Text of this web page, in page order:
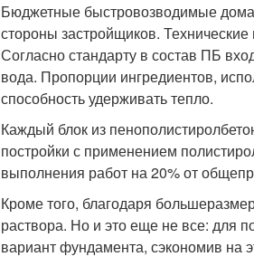
Бюджетные быстровозводимые дома
стороны застройщиков.
Согласно стандарту в состав ПБ
вода. Пропорции ингредиентов,
способность удерживать тепло.
Каждый блок из
постройки с применением
выполнения работ на 20% от
Кроме того, благодаря
раствора. Но и это еще не все: для
вариант фундамента, сэкономив на